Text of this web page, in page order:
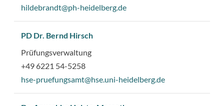
hildebrandt@ph-heidelberg.de
PD Dr. Bernd Hirsch
Prüfungsverwaltung
+49 6221 54-5258
hse-pruefungsamt@hse.uni-heidelberg.de